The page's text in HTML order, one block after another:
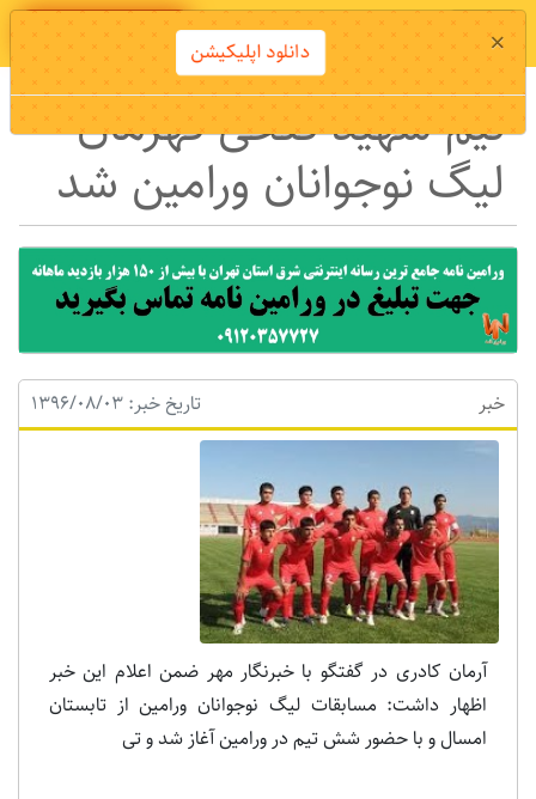
دانلود اپلیکیشن
تیم شهید فتحی قهرمان
لیگ نوجوانان ورامین شد
خبر تاریخ خبر: 1396/08/03
آرمان کادری در گفتگو با خبرنگار مهر ضمن اعلام این خبر
اظهار داشت: مسابقات لیگ نوجوانان ورامین از تابستان
امسال و با حضور شش تیم در ورامین آغاز شد و تی
× دانلود اپلیکیشن